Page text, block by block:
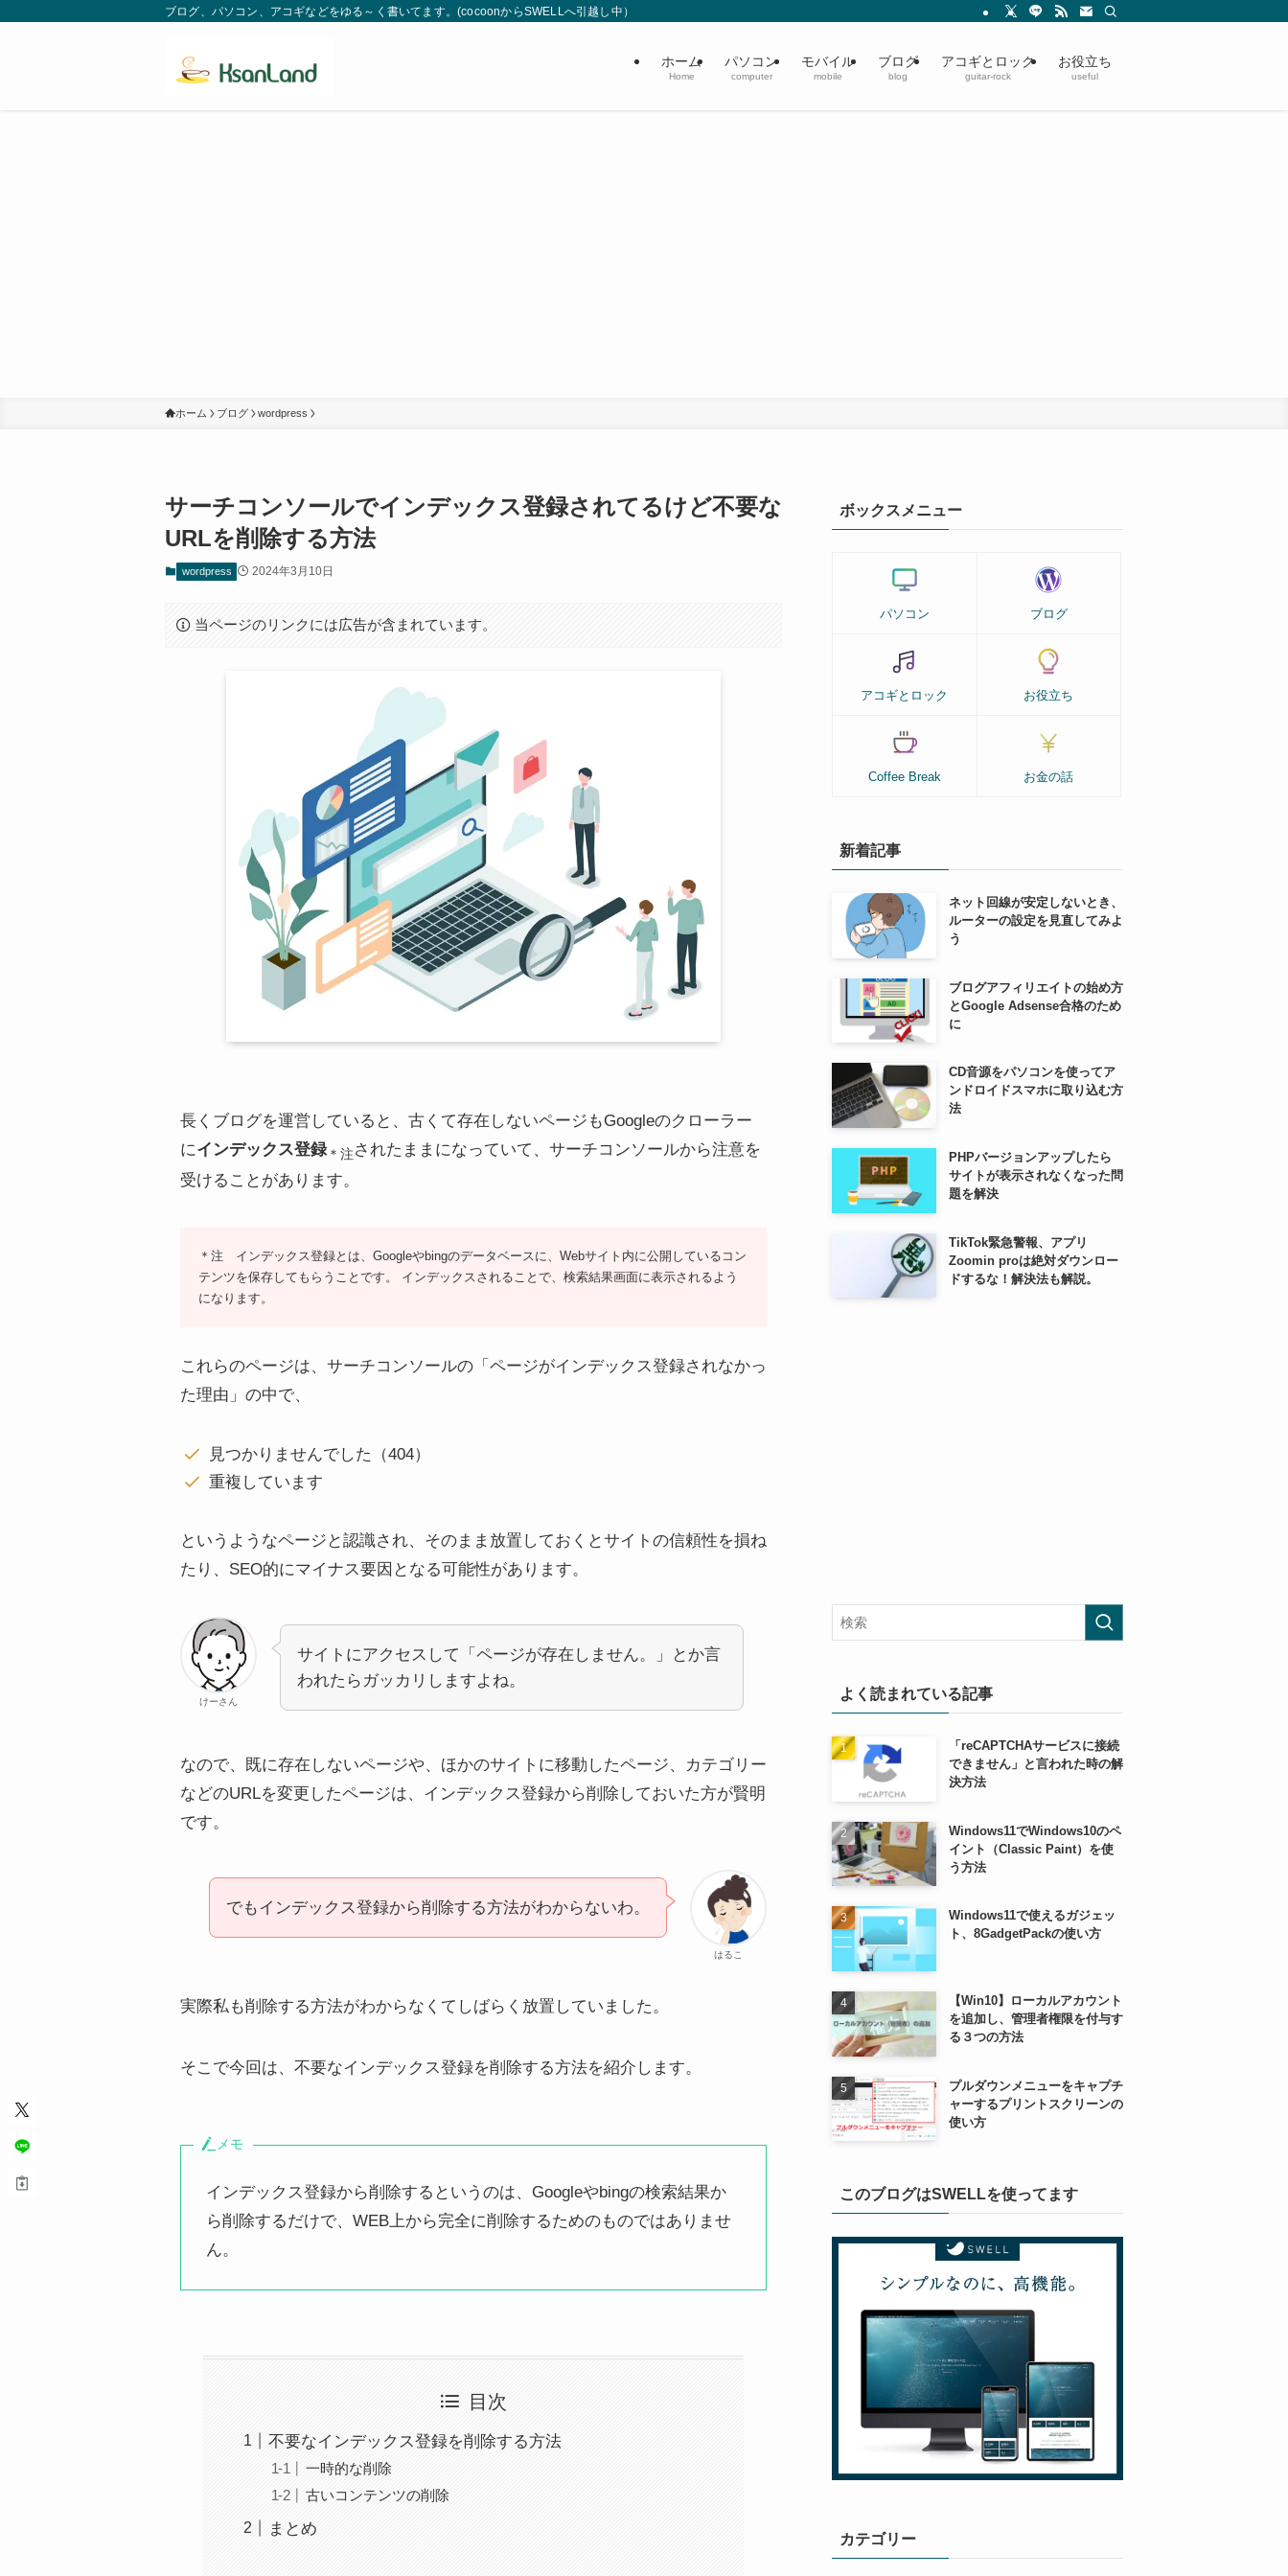
ブログ、パソコン、アコギなどをゆる～く書いてます。(cocoonからSWELLへ引越し中）
ホーム
Home
パソコン
computer
モバイル
mobile
ブログ
blog
アコギとロック
guitar-rock
お役立ち
useful
ホーム ブログ wordpress
サーチコンソールでインデックス登録されてるけど不要な
URLを削除する方法
wordpress 2024年3月10日
当ページのリンクには広告が含まれています。
長くブログを運営していると、古くて存在しないページもGoogleのクローラー
にインデックス登録＊注されたままになっていて、サーチコンソールから注意を
受けることがあります。
＊注 インデックス登録とは、Googleやbingのデータベースに、Webサイト内に公開しているコン
テンツを保存してもらうことです。 インデックスされることで、検索結果画面に表示されるよう
になります。
これらのページは、サーチコンソールの「ページがインデックス登録されなかっ
た理由」の中で、
見つかりませんでした（404）
重複しています
というようなページと認識され、そのまま放置しておくとサイトの信頼性を損ね
たり、SEO的にマイナス要因となる可能性があります。
けーさん
サイトにアクセスして「ページが存在しません。」とか言
われたらガッカリしますよね。
なので、既に存在しないページや、ほかのサイトに移動したページ、カテゴリー
などのURLを変更したページは、インデックス登録から削除しておいた方が賢明
です。
はるこ
でもインデックス登録から削除する方法がわからないわ。
実際私も削除する方法がわからなくてしばらく放置していました。
そこで今回は、不要なインデックス登録を削除する方法を紹介します。
メモ
インデックス登録から削除するというのは、Googleやbingの検索結果か
ら削除するだけで、WEB上から完全に削除するためのものではありませ
ん。
目次
不要なインデックス登録を削除する方法
一時的な削除
古いコンテンツの削除
まとめ
ボックスメニュー
パソコン ブログ
アコギとロック お役立ち
Coffee Break お金の話
新着記事
ネット回線が安定しないとき、
ルーターの設定を見直してみよ
う
ブログアフィリエイトの始め方
とGoogle Adsense合格のため
に
CD音源をパソコンを使ってア
ンドロイドスマホに取り込む方
法
PHPバージョンアップしたら
サイトが表示されなくなった問
題を解決
TikTok緊急警報、アプリ
Zoomin proは絶対ダウンロー
ドするな！解決法も解説。
よく読まれている記事
「reCAPTCHAサービスに接続
できません」と言われた時の解
決方法
Windows11でWindows10のペ
イント（Classic Paint）を使
う方法
Windows11で使えるガジェッ
ト、8GadgetPackの使い方
【Win10】ローカルアカウント
を追加し、管理者権限を付与す
る３つの方法
プルダウンメニューをキャプチ
ャーするプリントスクリーンの
使い方
このブログはSWELLを使ってます
カテゴリー